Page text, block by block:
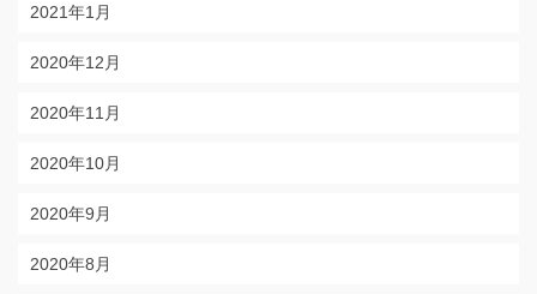
2021年1月
2020年12月
2020年11月
2020年10月
2020年9月
2020年8月